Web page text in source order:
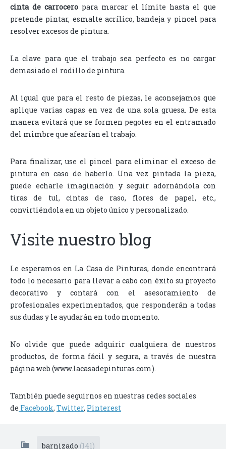
cinta de carroceropara marcar el límite hasta el que
pretende pintar, esmalte acrílico, bandeja y pincel para
resolver excesos de pintura.
La clave para que el trabajo sea perfecto es no cargar
demasiado el rodillo de pintura.
Al igual que para el resto de piezas, le aconsejamos que
aplique varias capas en vez de una sola gruesa. De esta
manera evitará que se formen pegotes en el entramado
del mimbre que afearían el trabajo.
Para finalizar, use el pincel para eliminar el exceso de
pintura en caso de haberlo. Una vez pintada la pieza,
puede echarle imaginación y seguir adornándola con
tiras de tul, cintas de raso, flores de papel, etc.,
convirtiéndola en un objeto único y personalizado.
Visite nuestro blog
Le esperamos en La Casa de Pinturas, donde encontrará
todo lo necesario para llevar a cabo con éxito su proyecto
decorativo y contará con el asesoramiento de
profesionales experimentados, que responderán a todas
sus dudas y le ayudarán en todo momento.
No olvide que puede adquirir cualquiera de nuestros
productos, de forma fácil y segura, a través de nuestra
página web (www.lacasadepinturas.com).
También puede seguirnos en nuestras redes sociales
de Facebook, Twitter, Pinterest
barnizado (141)